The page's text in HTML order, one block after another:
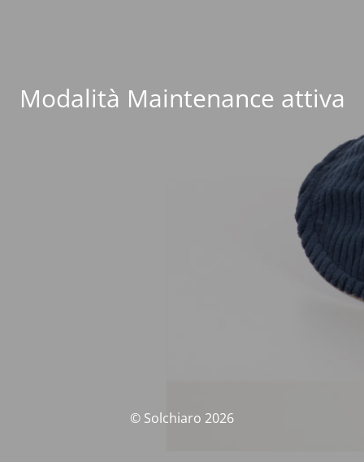
Modalità Maintenance attiva
© Solchiaro 2026